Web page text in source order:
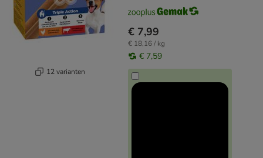
12 varianten
€ 7,99
€ 18,16 / kg
€ 7,59